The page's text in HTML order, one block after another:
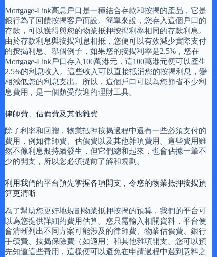
Mortgage-Link高息戶口是一種結合存款和按揭的產品，它是
銀行為了回饋按揭客戶而設。簡單來說，您存入這個戶口的
存款，可以獲得與您的物業抵押按揭利率相同的存款利息。
由於存款利息與按揭利息相抵，您便可以有效減少實際支付
的按揭利息。舉個例子，如果您的按揭利率是2.5%，您在
Mortgage-Link戶口存入100萬港元，這100萬港元便可以產生
2.5%的利息收入。這些收入可以直接抵消您的按揭利息，變
相減低您的利息支出。所以，這個戶口可以為您節省不少利
息費用，是一個頗受歡迎的理財工具。
律師費、估價費及其他雜費
除了利率和回贈，物業抵押按揭過程中還有一些必須支付的
費用，例如律師費、估價費以及其他雜項費用。這些費用雖
然不像利息般持續發生，但它們總和起來，也會佔據一筆不
少的開支，所以您必須提前了解和規劃。
利用我們的平台預先掌握各項開支，令您的物業抵押按揭預
算更清晰
為了幫助您更好地規劃物業抵押按揭的預算，我們的平台可
以為您提供詳細的費用估算。您只需輸入相關資料，平台便
會清晰列出不同方案可能涉及的律師費、物業估價費、銀行
手續費、按揭保險費（如適用）和其他雜項開支。您可以預
先知道這些費用，這樣便可以避免在申請過程中遇到意料之